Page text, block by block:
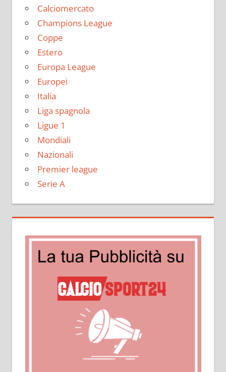
Calciomercato
Champions League
Coppe
Estero
Europa League
Europei
Italia
Liga spagnola
Ligue 1
Mondiali
Nazionali
Premier league
Serie A